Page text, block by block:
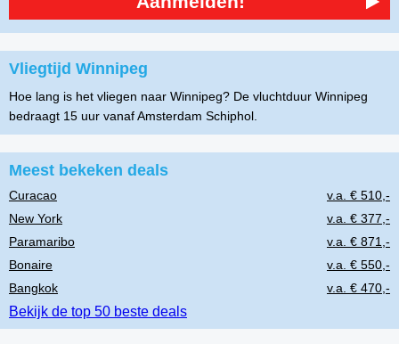
Vliegtijd Winnipeg
Hoe lang is het vliegen naar Winnipeg? De vluchtduur Winnipeg
bedraagt 15 uur vanaf Amsterdam Schiphol.
Meest bekeken deals
Curacao
v.a. € 510,-
New York
v.a. € 377,-
Paramaribo
v.a. € 871,-
Bonaire
v.a. € 550,-
Bangkok
v.a. € 470,-
Bekijk de top 50 beste deals